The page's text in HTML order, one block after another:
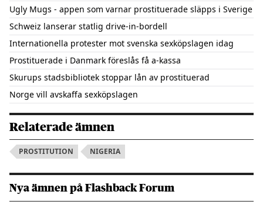
Ugly Mugs - appen som varnar prostituerade släpps i Sverige
Schweiz lanserar statlig drive-in-bordell
Internationella protester mot svenska sexköpslagen idag
Prostituerade i Danmark föreslås få a-kassa
Skurups stadsbibliotek stoppar lån av prostituerad
Norge vill avskaffa sexköpslagen
Relaterade ämnen
PROSTITUTION NIGERIA
Nya ämnen på Flashback Forum